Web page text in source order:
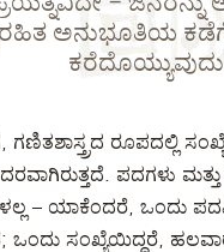
ಅನುಭೂತಿಯ
ರೂಪದಲ್ಲಿ
ಪದಗಳು ಮತ್ತು
– ಯಾಕೆಂದರೆ, ಒಂದು
ಒಂದು ಸಂಖ್ಯೆಯಿದ್ದರೆ,